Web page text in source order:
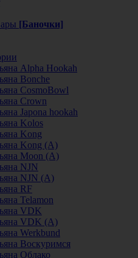
[Баночки]
Alpha Hookah
Bonche
CosmoBowl
Crown
Japona hookah
Kolos
Kong
Kong (A)
Moon (А)
NJN
NJN (А)
RF
Telamon
VDK
VDK (А)
Werkbund
Воскуримся
Облако